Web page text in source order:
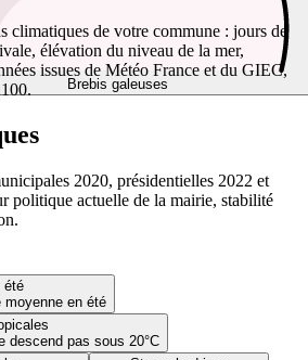
Brebis galeuses
été
moyenne en été
descend pas sous 20°C
climatiques de votre commune : jours de
élévation du niveau de la mer,
issues de Météo France et du GIEC,
2020, présidentielles 2022 et
politique actuelle de la mairie, stabilité